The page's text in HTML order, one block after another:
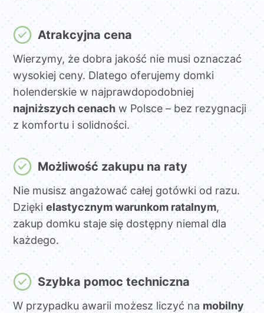
Atrakcyjna cena
Wierzymy, że dobra jakość nie musi oznaczać
wysokiej ceny. Dlatego oferujemy domki
holenderskie w najprawdopodobniej
najniższych cenachw Polsce – bez rezygnacji
z komfortu i solidności.
Możliwość zakupu na raty
Nie musisz angażować całej gotówki od razu.
Dziękielastycznym warunkom ratalnym,
zakup domku staje się dostępny niemal dla
każdego.
Szybka pomoc techniczna
W przypadku awarii możesz liczyć na mobilny